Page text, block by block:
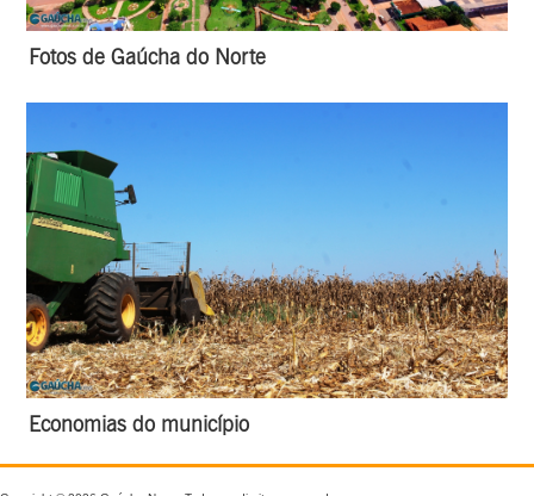
Fotos de Gaúcha do Norte
Economias do município